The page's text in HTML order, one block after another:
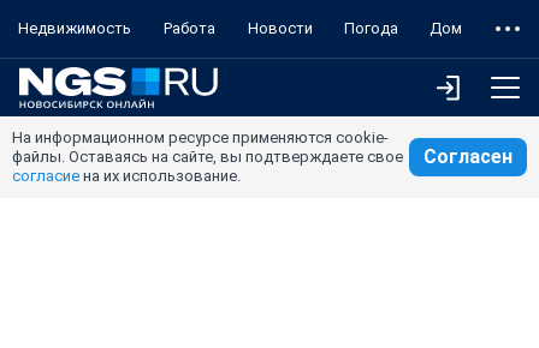
Недвижимость Работа Новости Погода Дом
На информационном ресурсе применяются cookie-
файлы. Оставаясь на сайте, вы подтверждаете свое
согласие на их использование.
Согласен